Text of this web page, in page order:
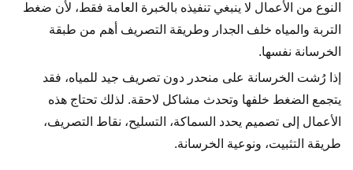
النوع من الأعمال لا ينبغي تنفيذه بالخبرة العامة فقط، لأن ضغط
التربة والمياه خلف الجدار وطريقة التصريف أهم من طبقة
الخرسانة نفسها.
إذا رُشت الخرسانة على منحدر دون تصريف جيد للمياه، فقد
يتجمع الضغط خلفها وتحدث مشاكل لاحقة. لذلك تحتاج هذه
الأعمال إلى تصميم يحدد السماكة، التسليح، نقاط التصريف،
طريقة التثبيت، ونوعية الخرسانة.